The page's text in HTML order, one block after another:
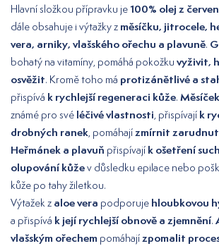
Hlavní složkou přípravku je100% olej z
dále obsahuje i výtažky z měsíčku, jitrocele,
vera, arniky, vlašského ořechu a plavuně.
bohatý na vitamíny, pomáhá pokožku vyživit,
osvěžit. Kromě toho má protizánětlivé a
přispívá k rychlejší regeneraci kůže.
známé pro své léčivé vlastnosti , přispívají k
drobných ranek , pomáhajízmírnit
Heřmánek a plavuň přispívají k ošetření
olupování kůžev důsledku epilace nebo
kůže po tahy žiletkou.
Výtažek z aloe vera podporuje hloubkovou
a přispívá k její rychlejší obnově a zjemnění.
vlašským ořechem pomáhajízpomalit